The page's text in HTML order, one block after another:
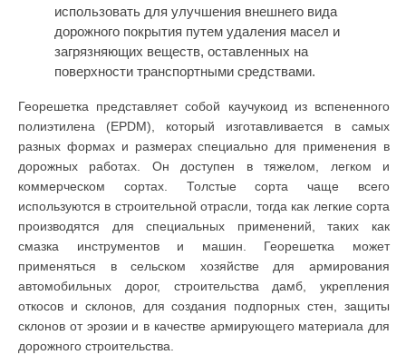
использовать для улучшения внешнего вида
дорожного покрытия путем удаления масел и
загрязняющих веществ, оставленных на
поверхности транспортными средствами.
Георешетка представляет собой каучукоид из вспененного
полиэтилена (EPDM), который изготавливается в самых
разных формах и размерах специально для применения в
дорожных работах. Он доступен в тяжелом, легком и
коммерческом сортах. Толстые сорта чаще всего
используются в строительной отрасли, тогда как легкие сорта
производятся для специальных применений, таких как
смазка инструментов и машин. Георешетка может
применяться в сельском хозяйстве для армирования
автомобильных дорог, строительства дамб, укрепления
откосов и склонов, для создания подпорных стен, защиты
склонов от эрозии и в качестве армирующего материала для
дорожного строительства.